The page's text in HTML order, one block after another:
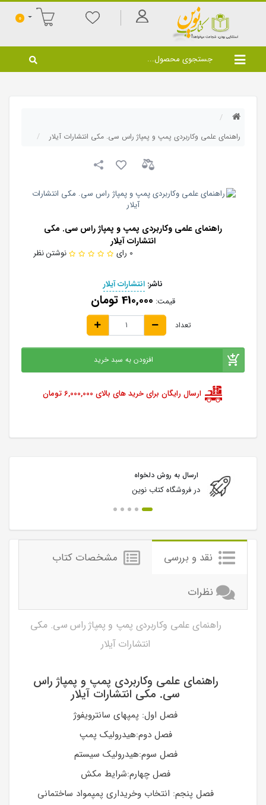
0
راهنمای علمی وکاربردی پمپ و پمپاژ راس سی. مکی انتشارات آیلار
راهنمای علمی وکاربردی پمپ و پمپاژ راس سی. مکی
انتشارات آیلار
0 رای نوشتن نظر
ناشر: انتشارات آیلار
قیمت: 410,000 تومان
تعداد
افزودن به سبد خرید
ارسال رایگان برای خرید های بالای 6,000,000 تومان
ارسال به روش دلخواه
در فروشگاه کتاب نوین
نقد و بررسی مشخصات کتاب
نظرات
راهنمای علمی وکاربردی پمپ و پمپاژ راس سی. مکی
انتشارات آیلار
راهنمای علمی وکاربردی پمپ و پمپاژ راس
سی. مکی انتشارات آیلار
فصل اول: پمپهای سانترویفوژ
فصل دوم:هیدرولیک پمپ
فصل سوم:هیدرولیک سیستم
فصل چهارم:شرایط مکش
فصل پنجم: انتخاب وخریداری پمپمواد ساختمانی